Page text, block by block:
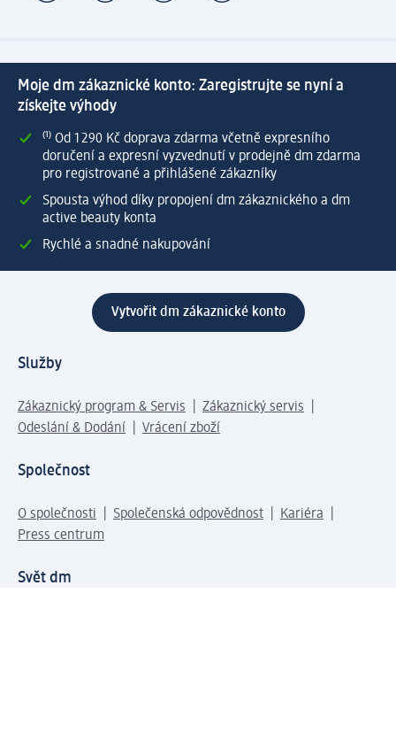
Moje dm zákaznické konto: Zaregistrujte se nyní a
získejte výhody
⁽¹⁾ Od 1 290 Kč doprava zdarma včetně expresního
doručení a expresní vyzvednutí v prodejně dm zdarma
pro registrované a přihlášené zákazníky
Spousta výhod díky propojení dm zákaznického a dm
active beauty konta
Rychlé a snadné nakupování
Vytvořit dm zákaznické konto
Služby
Zákaznický program & Servis
Zákaznický servis
Odeslání & Dodání
Vrácení zboží
Společnost
O společnosti Společenská odpovědnost
Kariéra
Press centrum
Svět dm